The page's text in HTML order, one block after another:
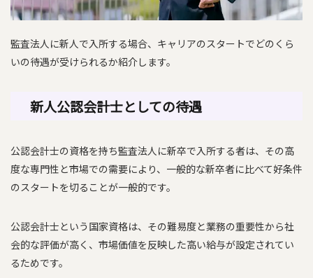
監査法人に新人で入所する場合、キャリアのスタートでどのくら
いの待遇が受けられるか紹介します。
新人公認会計士としての待遇
公認会計士の資格を持ち監査法人に新卒で入所する者は、その高
度な専門性と市場での需要により、一般的な新卒者に比べて好条件
のスタートを切ることが一般的です。
公認会計士という国家資格は、その難易度と業務の重要性から社
会的な評価が高く、市場価値を反映した高い給与が設定されてい
るためです。